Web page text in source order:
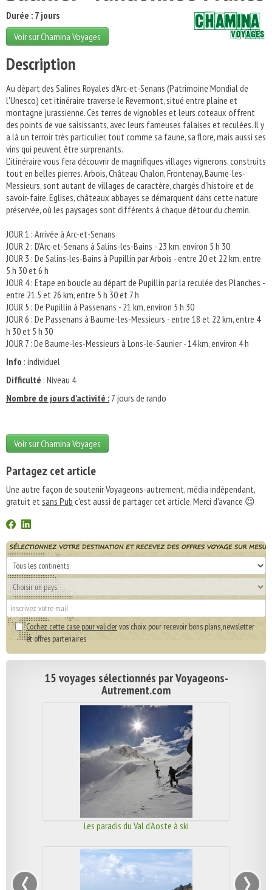
Durée : 7 jours
Voir sur Chamina Voyages
Description
Au départ des Salines Royales d'Arc-et-Senans (Patrimoine Mondial de
l'Unesco) cet itinéraire traverse le Revermont, situé entre plaine et
montagne jurassienne. Ces terres de vignobles et leurs coteaux offrent
des points de vue saisissants, avec leurs fameuses falaises et reculées. Il y
a là un terroir très particulier, tout comme sa faune, sa flore, mais aussi ses
vins qui peuvent être surprenants.
L'itinéraire vous fera découvrir de magnifiques villages vignerons, construits
tout en belles pierres. Arbois, Château Chalon, Frontenay, Baume-les-
Messieurs, sont autant de villages de caractère, chargés d'histoire et de
savoir-faire. Eglises, châteaux abbayes se démarquent dans cette nature
préservée, où les paysages sont différents à chaque détour du chemin.
JOUR 1 : Arrivée à Arc-et-Senans
JOUR 2 : D'Arc-et-Senans à Salins-les-Bains - 23 km, environ 5 h 30
JOUR 3 : De Salins-les-Bains à Pupillin par Arbois - entre 20 et 22 km, entre
5 h 30 et 6 h
JOUR 4 : Etape en boucle au départ de Pupillin par la reculée des Planches -
entre 21.5 et 26 km, entre 5 h 30 et 7 h
JOUR 5 : De Pupillin à Passenans - 21 km, environ 5 h 30
JOUR 6 : De Passenans à Baume-les-Messieurs - entre 18 et 22 km, entre 4
h 30 et 5 h 30
JOUR 7 : De Baume-les-Messieurs à Lons-le-Saunier - 14 km, environ 4 h
Info : individuel
Difficulté : Niveau 4
Nombre de jours d'activité : 7 jours de rando
Voir sur Chamina Voyages
Partagez cet article
Une autre façon de soutenir Voyageons-autrement, média indépendant,
gratuit etsans Pub c'est aussi de partager cet article. Merci d'avance 😉
Cochez cette case pour validervos choix pour recevoir bons plans, newsletter
et offres partenaires
15 voyages sélectionnés par Voyageons-
Autrement.com
Les paradis du Val d'Aoste à ski